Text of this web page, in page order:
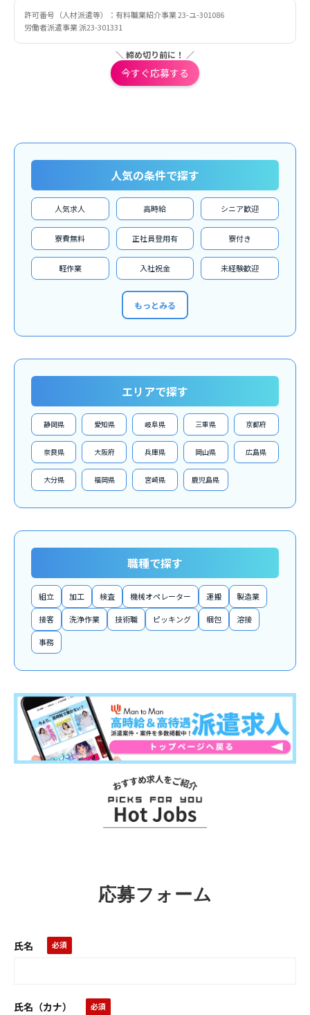
許可番号（人材派遣等）：有料職業紹介事業 23-ユ-301086
労働者派遣事業 派23-301331
＼ 締め切り前に！ ／
今すぐ応募する
人気の条件で探す
人気求人 高時給 シニア歓迎
寮費無料 正社員登用有 寮付き
軽作業 入社祝金 未経験歓迎
もっとみる
エリアで探す
静岡県 愛知県 岐阜県 三重県 京都府
奈良県 大阪府 兵庫県 岡山県 広島県
大分県 福岡県 宮崎県 鹿児島県
職種で探す
組立 加工 検査 機械オペレーター 運搬 製造業
接客 洗浄作業 技術職 ピッキング 梱包 溶接
事務
応募フォーム
氏名
氏名（カナ）